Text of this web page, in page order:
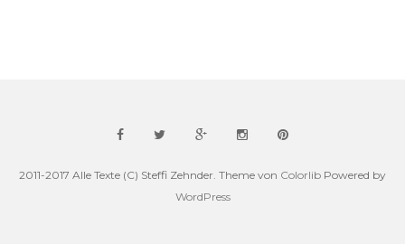
2011-2017 Alle Texte (C) Steffi Zehnder. Theme von Colorlib Powered by
WordPress